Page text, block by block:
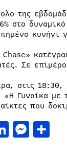
της
στο
κυνήγι
Chase»
Σε
στις 18:30,
«Η Γυναίκα με
που